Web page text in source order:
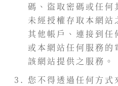
碼、盜取密碼或任何
未經授權存取本網站
其他帳戶、連接到任
或本網站任何服務的
該網站提供之服務。
您不得透過任何方式